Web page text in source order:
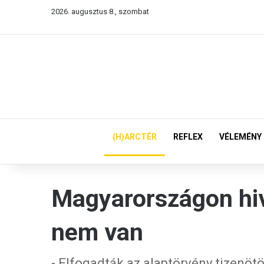
2026. augusztus 8., szombat
(H)ARCTÉR REFLEX VÉLEMÉNY
Magyarországon
nem van